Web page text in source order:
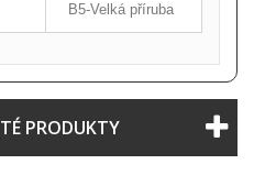
B5-Velká příruba
PRODUKTY